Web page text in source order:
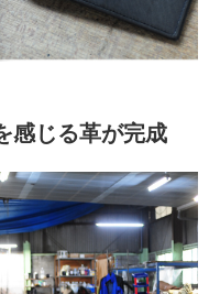
感じる革が完成